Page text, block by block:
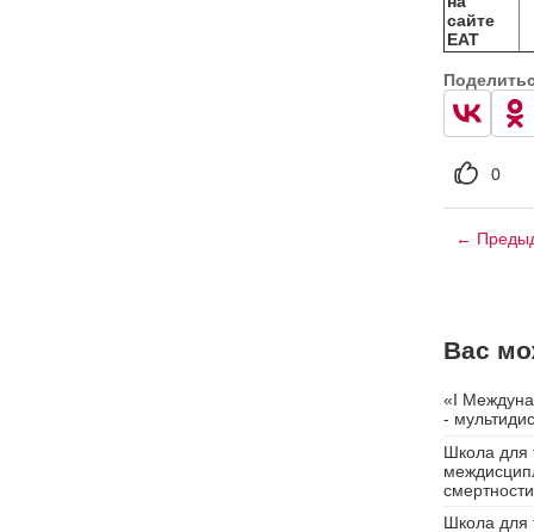
сайте
ЕАТ
0
←
Вас
«I
-
Школа для
Школа для